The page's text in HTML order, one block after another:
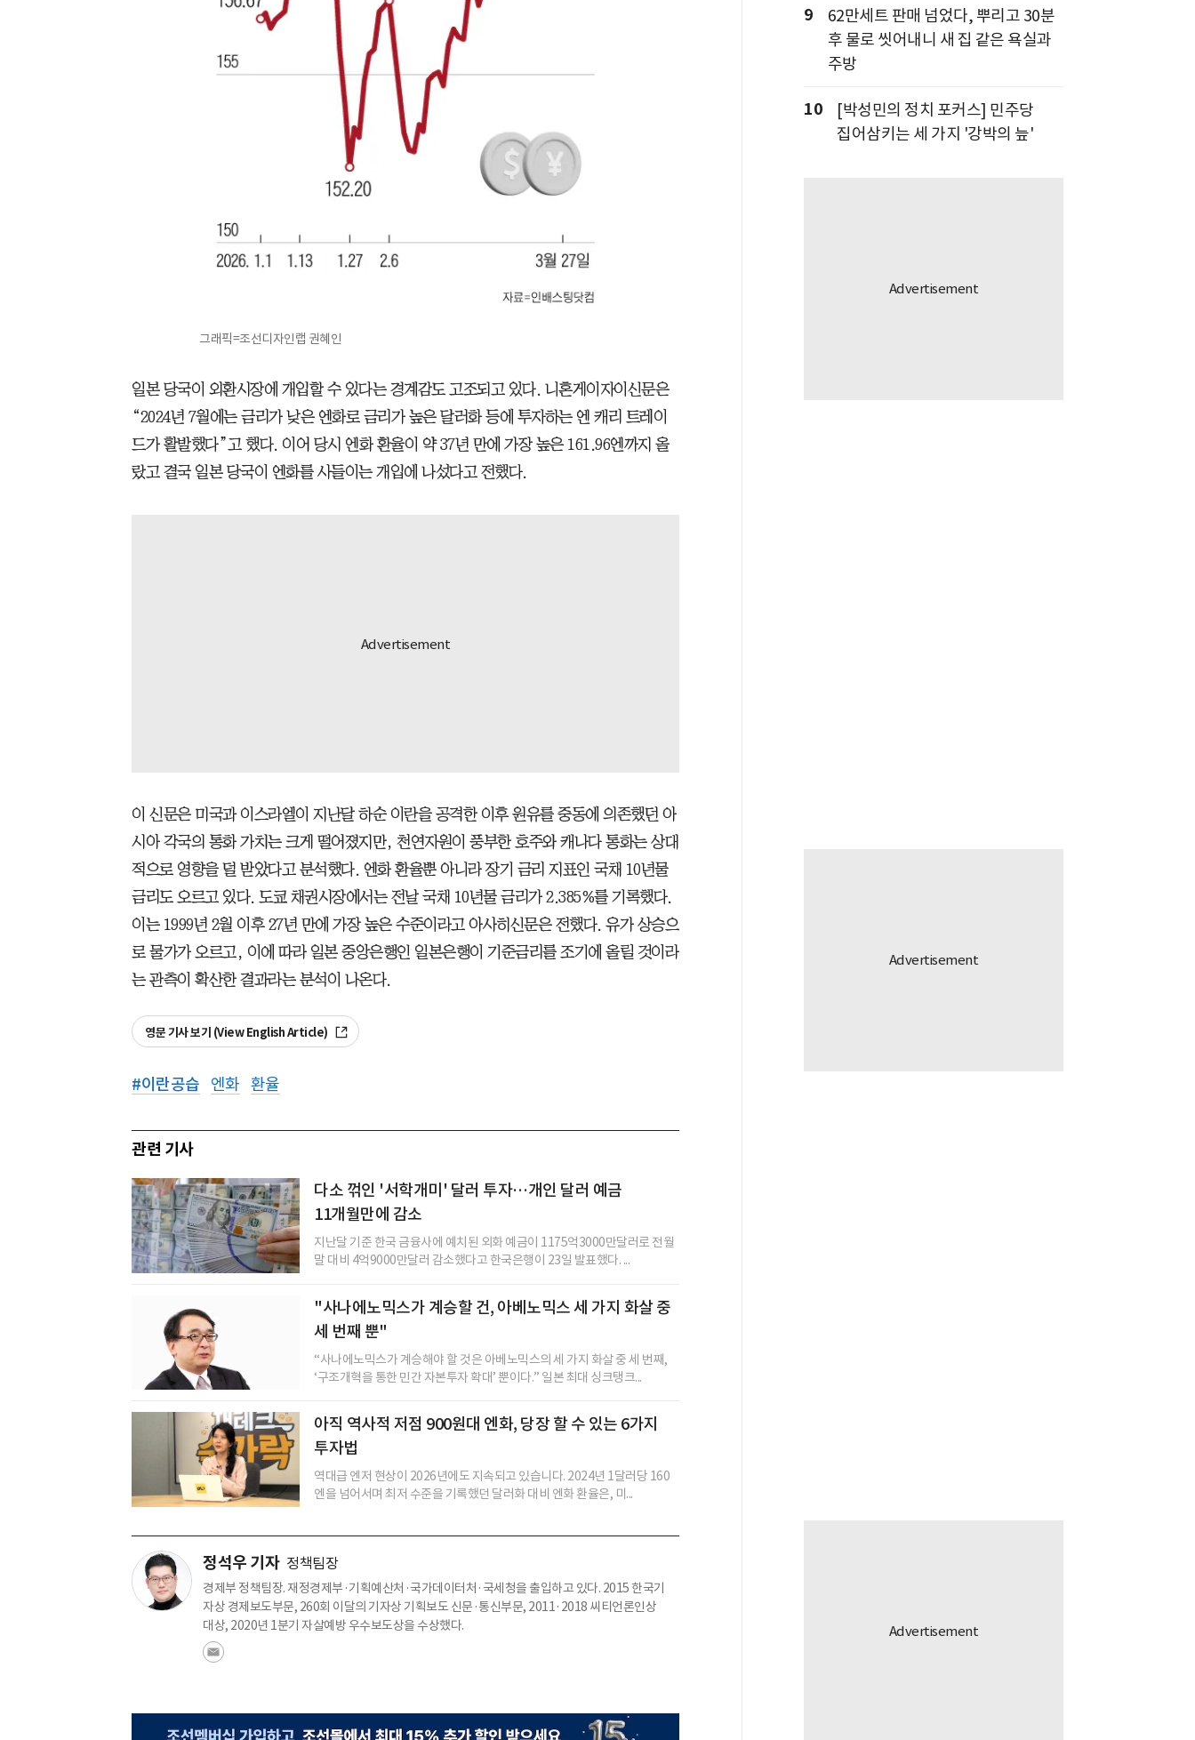
그래픽=조선디자인랩 권혜인
일본 당국이 외환시장에 개입할 수 있다는 경계감도 고조되고 있다. 니혼게이자이신문은
“2024년 7월에는 금리가 낮은 엔화로 금리가 높은 달러화 등에 투자하는 엔 캐리 트레이
드가 활발했다”고 했다. 이어 당시 엔화 환율이 약 37년 만에 가장 높은 161.96엔까지 올
랐고 결국 일본 당국이 엔화를 사들이는 개입에 나섰다고 전했다.
이 신문은 미국과 이스라엘이 지난달 하순 이란을 공격한 이후 원유를 중동에 의존했던 아
시아 각국의 통화 가치는 크게 떨어졌지만, 천연자원이 풍부한 호주와 캐나다 통화는 상대
적으로 영향을 덜 받았다고 분석했다. 엔화 환율뿐 아니라 장기 금리 지표인 국채 10년물
금리도 오르고 있다. 도쿄 채권시장에서는 전날 국채 10년물 금리가 2.385%를 기록했다.
이는 1999년 2월 이후 27년 만에 가장 높은 수준이라고 아사히신문은 전했다. 유가 상승으
로 물가가 오르고, 이에 따라 일본 중앙은행인 일본은행이 기준금리를 조기에 올릴 것이라
는 관측이 확산한 결과라는 분석이 나온다.
영문 기사 보기 (View English Article)
#이란공습 엔화 환율
관련 기사
다소 꺾인 '서학개미' 달러 투자…개인 달러 예금
11개월만에 감소
지난달 기준 한국 금융사에 예치된 외화 예금이 1175억3000만달러로 전월
말 대비 4억9000만달러 감소했다고 한국은행이 23일 발표했다. ...
"사나에노믹스가 계승할 건, 아베노믹스 세 가지 화살 중
세 번째 뿐"
“사나에노믹스가 계승해야 할 것은 아베노믹스의 세 가지 화살 중 세 번째,
‘구조개혁을 통한 민간 자본투자 확대’ 뿐이다.” 일본 최대 싱크탱크...
아직 역사적 저점 900원대 엔화, 당장 할 수 있는 6가지
투자법
역대급 엔저 현상이 2026년에도 지속되고 있습니다. 2024년 1달러당 160
엔을 넘어서며 최저 수준을 기록했던 달러화 대비 엔화 환율은, 미...
정석우 기자 정책팀장
경제부 정책팀장. 재정경제부·기획예산처·국가데이터처·국세청을 출입하고 있다. 2015 한국기
자상 경제보도부문, 260회 이달의 기자상 기획보도 신문·통신부문, 2011·2018 씨티언론인상
대상, 2020년 1분기 자살예방 우수보도상을 수상했다.
9
62만세트 판매 넘었다, 뿌리고 30분
후 물로 씻어내니 새 집 같은 욕실과
주방
10
[박성민의 정치 포커스] 민주당
집어삼키는 세 가지 '강박의 늪'